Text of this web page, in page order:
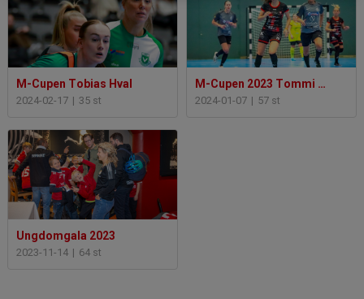
M-Cupen Tobias Hval
2024-02-17 | 35 st
M-Cupen 2023 Tommi Nyman
2024-01-07 | 57 st
Ungdomgala 2023
2023-11-14 | 64 st